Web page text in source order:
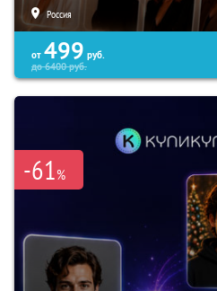
Россия
от 499 руб.
до6400руб.
-61%